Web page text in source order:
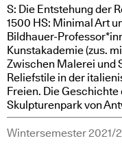
S: Die Entstehung der
1500 HS: Minimal Art
Bildhauer-
Kunstakademie (zus.
Zwischen Malerei und
Reliefstile in der
Freien. Die
Skulpturenpark von
Wintersemester 2021/